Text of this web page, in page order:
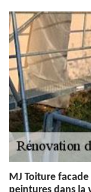
MJ Toiture